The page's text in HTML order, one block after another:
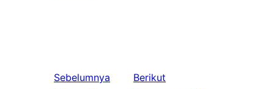
Sebelumnya
Berikut